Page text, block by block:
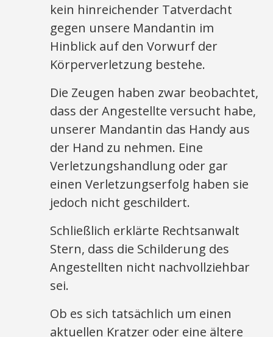
kein hinreichender Tatverdacht
gegen unsere Mandantin im
Hinblick auf den Vorwurf der
Körperverletzung bestehe.
Die Zeugen haben zwar beobachtet,
dass der Angestellte versucht habe,
unserer Mandantin das Handy aus
der Hand zu nehmen. Eine
Verletzungshandlung oder gar
einen Verletzungserfolg haben sie
jedoch nicht geschildert.
Schließlich erklärte Rechtsanwalt
Stern, dass die Schilderung des
Angestellten nicht nachvollziehbar
sei.
Ob es sich tatsächlich um einen
aktuellen Kratzer oder eine ältere